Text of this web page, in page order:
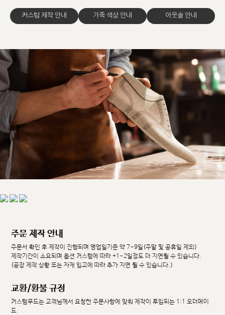
커스텀 제작 안내 가죽 색상 안내 아웃솔 안내
주문 제작 안내
주문서 확인 후 제작이 진행되며 영업일기준 약 7~9일(주말 및 공휴일 제외)
제작기간이 소요되며 옵션 커스텀에 따라 +1~2일정도 더 지연될 수 있습니다.
(공장 제작 상황 또는 자재 입고에 따라 추가 지연 될 수 있습니다.)
교환/환불 규정
커스텀무드는 고객님께서 요청한 주문사항에 맞춰 제작이 투입되는 1:1 오더메이
드